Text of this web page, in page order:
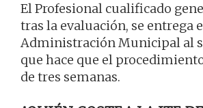
El Profesional cualificado
tras la evaluación, se entrega
Administración Municipal al
que hace que el
de tres semanas.